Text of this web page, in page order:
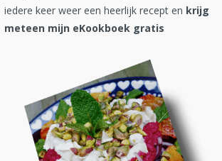
iedere keer weer een heerlijk recept en krijg
meteen mijn eKookboek gratis